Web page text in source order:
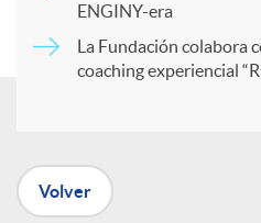
t
r
ENGINY-era
La Fundación colabora
coaching experiencial
Volver